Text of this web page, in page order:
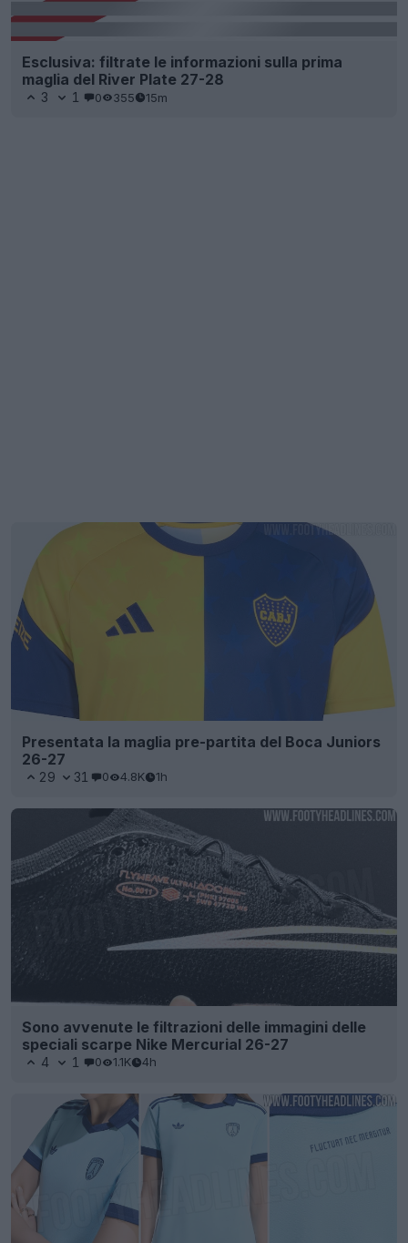
Esclusiva: filtrate le informazioni sulla prima
maglia del River Plate 27-28
3 1 0 355 15m
Presentata la maglia pre-partita del Boca Juniors
26-27
29 31 0 4.8K 1h
Sono avvenute le filtrazioni delle immagini delle
speciali scarpe Nike Mercurial 26-27
4 1 0 1.1K 4h